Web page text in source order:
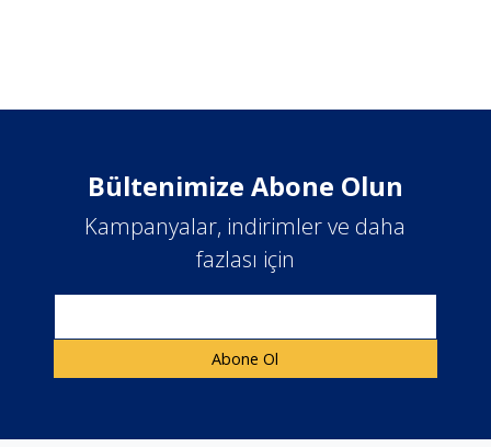
Bültenimize Abone Olun
Kampanyalar, indirimler ve daha
fazlası için
Abone Ol